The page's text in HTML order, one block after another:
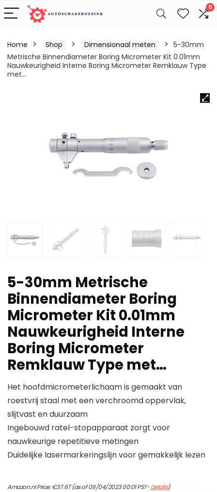
0
Home Shop Dimensionaal meten
5-30mm
Metrische Binnendiameter Boring Micrometer Kit 0.01mm
Nauwkeurigheid Interne Boring Micrometer Remklauw Type
met…
5-30mm Metrische
Binnendiameter Boring
Micrometer Kit 0.01mm
Nauwkeurigheid Interne
Boring Micrometer
Remklauw Type met…
Het hoofdmicrometerlichaam is gemaakt van
roestvrij staal met een verchroomd oppervlak,
slijtvast en duurzaam
Ingebouwd ratel-stopapparaat zorgt voor
nauwkeurige repetitieve metingen
Duidelijke lasermarkeringslijn voor gemakkelijk lezen
Amazon.nl Price:€37.67(as of 09/04/2023 00:01 PST-Details)